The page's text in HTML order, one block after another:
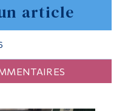
article
continue
êtes